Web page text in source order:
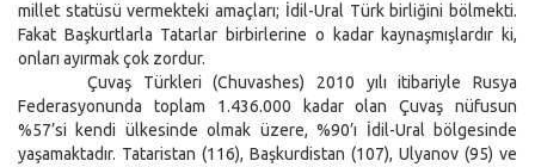
millet statüsü vermekteki amaçları; İdil-Ural Türk birliğini bölmekti.
Fakat Başkurtlarla Tatarlar birbirlerine o kadar kaynaşmışlardır ki,
onları ayırmak çok zordur.
Çuvaş Türkleri (Chuvashes) 2010 yılı itibariyle Rusya
Federasyonunda toplam 1.436.000 kadar olan Çuvaş nüfusun
%57’si kendi ülkesinde olmak üzere, %90’ı İdil-Ural bölgesinde
yaşamaktadır. Tataristan (116), Başkurdistan (107), Ulyanov (95) ve